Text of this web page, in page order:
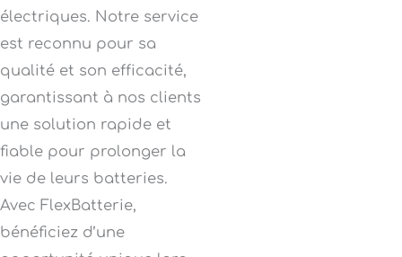
électriques. Notre service
est reconnu pour sa
qualité et son efficacité,
garantissant à nos clients
une solution rapide et
fiable pour prolonger la
vie de leurs batteries.
Avec FlexBatterie,
bénéficiez d’une